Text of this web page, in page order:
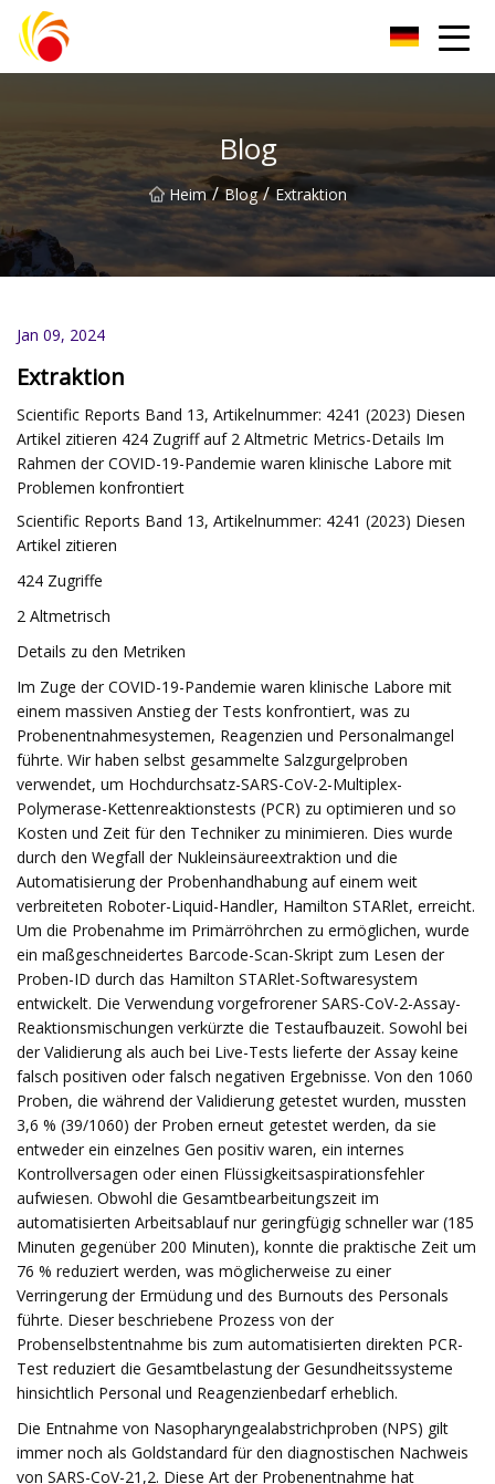
Blog
Heim / Blog / Extraktion
Jan 09, 2024
Extraktion
Scientific Reports Band 13, Artikelnummer: 4241 (2023) Diesen
Artikel zitieren 424 Zugriff auf 2 Altmetric Metrics-Details Im
Rahmen der COVID-19-Pandemie waren klinische Labore mit
Problemen konfrontiert
Scientific Reports Band 13, Artikelnummer: 4241 (2023) Diesen
Artikel zitieren
424 Zugriffe
2 Altmetrisch
Details zu den Metriken
Im Zuge der COVID-19-Pandemie waren klinische Labore mit
einem massiven Anstieg der Tests konfrontiert, was zu
Probenentnahmesystemen, Reagenzien und Personalmangel
führte. Wir haben selbst gesammelte Salzgurgelproben
verwendet, um Hochdurchsatz-SARS-CoV-2-Multiplex-
Polymerase-Kettenreaktionstests (PCR) zu optimieren und so
Kosten und Zeit für den Techniker zu minimieren. Dies wurde
durch den Wegfall der Nukleinsäureextraktion und die
Automatisierung der Probenhandhabung auf einem weit
verbreiteten Roboter-Liquid-Handler, Hamilton STARlet, erreicht.
Um die Probenahme im Primärröhrchen zu ermöglichen, wurde
ein maßgeschneidertes Barcode-Scan-Skript zum Lesen der
Proben-ID durch das Hamilton STARlet-Softwaresystem
entwickelt. Die Verwendung vorgefrorener SARS-CoV-2-Assay-
Reaktionsmischungen verkürzte die Testaufbauzeit. Sowohl bei
der Validierung als auch bei Live-Tests lieferte der Assay keine
falsch positiven oder falsch negativen Ergebnisse. Von den 1060
Proben, die während der Validierung getestet wurden, mussten
3,6 % (39/1060) der Proben erneut getestet werden, da sie
entweder ein einzelnes Gen positiv waren, ein internes
Kontrollversagen oder einen Flüssigkeitsaspirationsfehler
aufwiesen. Obwohl die Gesamtbearbeitungszeit im
automatisierten Arbeitsablauf nur geringfügig schneller war (185
Minuten gegenüber 200 Minuten), konnte die praktische Zeit um
76 % reduziert werden, was möglicherweise zu einer
Verringerung der Ermüdung und des Burnouts des Personals
führte. Dieser beschriebene Prozess von der
Probenselbstentnahme bis zum automatisierten direkten PCR-
Test reduziert die Gesamtbelastung der Gesundheitssysteme
hinsichtlich Personal und Reagenzienbedarf erheblich.
Die Entnahme von Nasopharyngealabstrichproben (NPS) gilt
immer noch als Goldstandard für den diagnostischen Nachweis
von SARS-CoV-21,2. Diese Art der Probenentnahme hat